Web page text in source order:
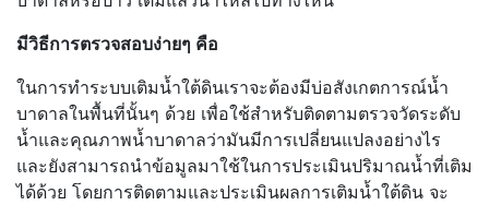
มีวิธีการตรวจสอบง่ายๆ คือ
ในการทำระบบเติมน้ำใต้ดินเราจะต้องมีบ่อสังเกตการณ์น้ำ
บาดาลในพื้นที่นั้นๆ ด้วย เพื่อใช้สำหรับติดตามตรวจวัดระดับ
น้ำและคุณภาพน้ำบาดาลว่ามันมีการเปลี่ยนแปลงอย่างไร
และยังสามารถนำข้อมูลมาใช้ในการประเมินปริมาณน้ำที่เติม
ได้ด้วย โดยการติดตามและประเมินผลการเติมน้ำใต้ดิน จะ